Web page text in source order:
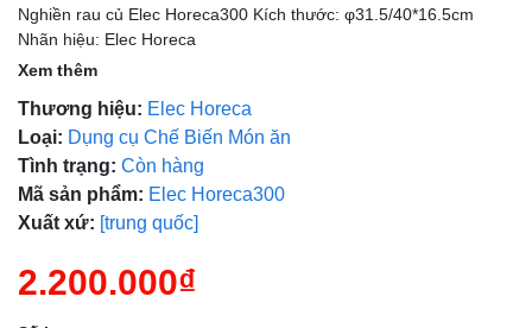
Nghiền rau củ Elec Horeca300 Kích thước: φ31.5/40*16.5cm
Nhãn hiệu: Elec Horeca
Xem thêm
Thương hiệu: Elec Horeca
Loại: Dụng cụ Chế Biến Món ăn
Tình trạng: Còn hàng
Mã sản phẩm: Elec Horeca300
Xuất xứ: [trung quốc]
2.200.000₫